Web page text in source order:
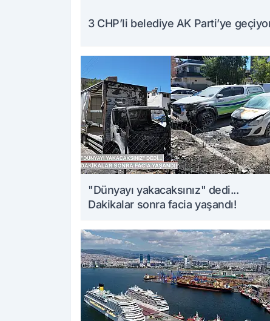
3 CHP’li belediye AK Parti’ye
"Dünyayı yakacaksınız" dedi...
Dakikalar sonra facia yaşandı!